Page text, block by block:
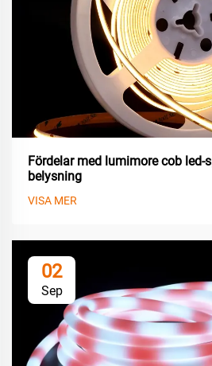
Fördelar med lumimore cob led-
belysning
VISA MER
02
Sep